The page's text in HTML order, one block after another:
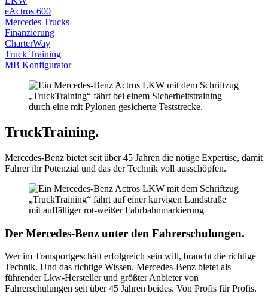
abweisen und auch bereits erhaltene Cookies löschen
können. Über die Verwendung von Cookies informieren
wir Sie vorab mit einem entsprechenden Hinweis über
einen Cookie-Banner.
Sollten Sie uns bzgl. Ihrer Einwilligung kontaktieren,
geben Sie Ihre Einwilligungs-ID und das Datum an, wenn
Einwilligung trifft auf die folgenden Domains zu:
eActros 600
Mercedes Trucks
Finanzierung
CharterWay
Truck Training
MB Konfigurator
TruckTraining.
Mercedes-Benz bietet seit über 45 Jahren die nötige Expertise, damit
Fahrer ihr Potenzial und das der Technik voll ausschöpfen.
Der Mercedes-Benz unter den Fahrerschulungen.
Wer im Transportgeschäft erfolgreich sein will, braucht die richtige
Technik. Und das richtige Wissen. Mercedes-Benz bietet als
führender Lkw-Hersteller und größter Anbieter von
Fahrerschulungen seit über 45 Jahren beides. Von Profis für Profis.